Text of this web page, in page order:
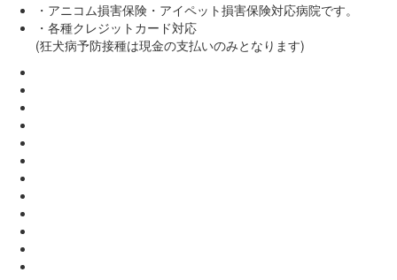
・アニコム損害保険・アイペット損害保険対応病院です。
・各種クレジットカード対応
(狂犬病予防接種は現金の支払いのみとなります)